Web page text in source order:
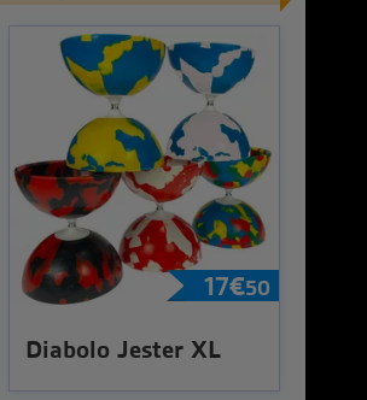
17€50
Diabolo Jester XL